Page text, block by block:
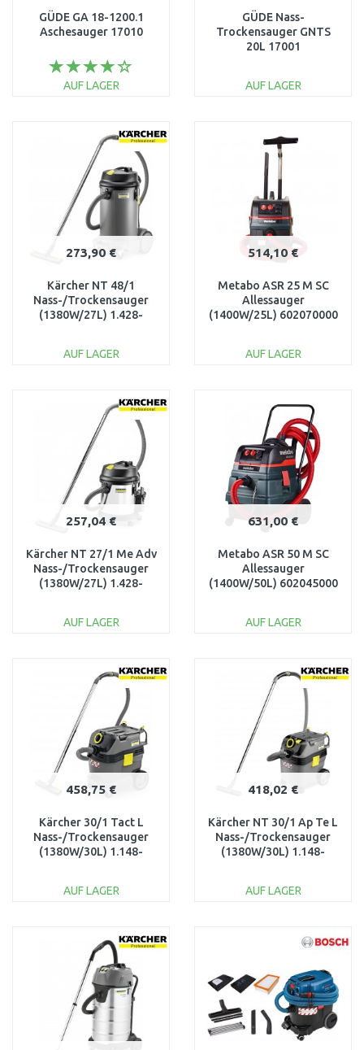
GÜDE GA 18-1200.1
Aschesauger 17010
AUF LAGER
Vergleichen
GÜDE Nass-
Trockensauger GNTS
20L 17001
AUF LAGER
Vergleichen
273,90 €
Kärcher NT 48/1
Nass-/Trockensauger
(1380W/27L) 1.428-
AUF LAGER
Vergleichen
514,10 €
Metabo ASR 25 M SC
Allessauger
(1400W/25L) 602070000
AUF LAGER
Vergleichen
257,04 €
Kärcher NT 27/1 Me Adv
Nass-/Trockensauger
(1380W/27L) 1.428-
AUF LAGER
Vergleichen
631,00 €
Metabo ASR 50 M SC
Allessauger
(1400W/50L) 602045000
AUF LAGER
Vergleichen
458,75 €
Kärcher 30/1 Tact L
Nass-/Trockensauger
(1380W/30L) 1.148-
AUF LAGER
Vergleichen
418,02 €
Kärcher NT 30/1 Ap Te L
Nass-/Trockensauger
(1380W/30L) 1.148-
AUF LAGER